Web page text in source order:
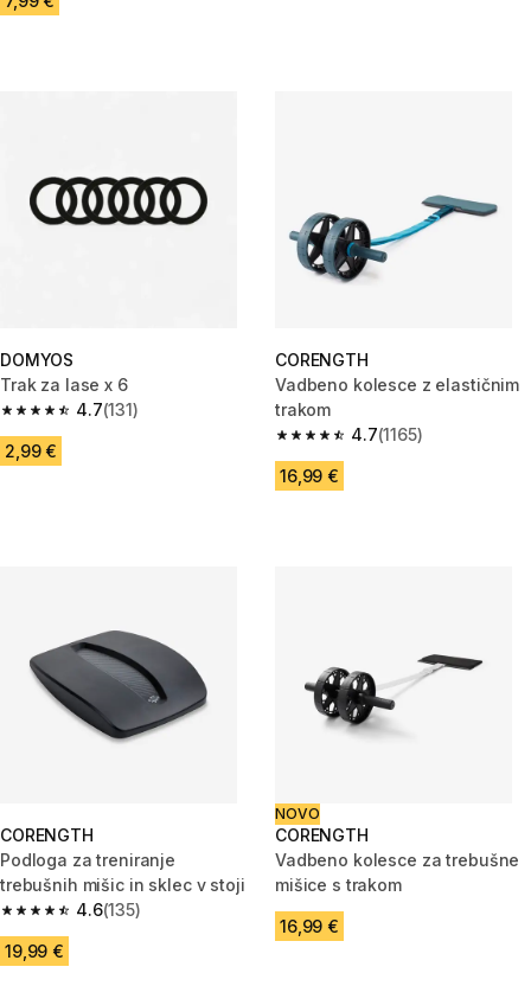
DOMYOS
Trak za lase x 6
4.7
4.7 od 5 zvezdic from 131 ocene
(131)
2,99 €
CORENGTH
Vadbeno kolesce z elastičnim
trakom
4.7
4.7 od 5 zvezdic from 1165
(1165)
16,99 €
CORENGTH
Podloga za treniranje
trebušnih mišic in sklec v stoji
4.6
4.6 od 5 zvezdic from 135 ocene
(135)
19,99 €
NOVO
CORENGTH
Vadbeno kolesce za trebušne
mišice s trakom
16,99 €